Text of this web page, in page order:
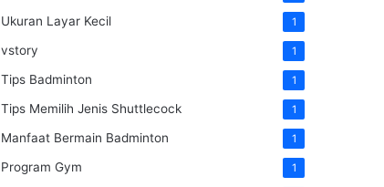
Ukuran Layar Kecil 1
vstory 1
Tips Badminton 1
Tips Memilih Jenis Shuttlecock 1
Manfaat Bermain Badminton 1
Program Gym 1